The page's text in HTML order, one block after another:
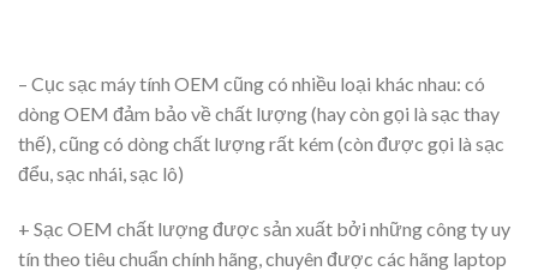
– Cục sạc máy tính OEM cũng có nhiều loại khác nhau: có
dòng OEM đảm bảo về chất lượng (hay còn gọi là sạc thay
thế), cũng có dòng chất lượng rất kém (còn được gọi là sạc
đểu, sạc nhái, sạc lô)
+ Sạc OEM chất lượng được sản xuất bởi những công ty uy
tín theo tiêu chuẩn chính hãng, chuyên được các hãng laptop